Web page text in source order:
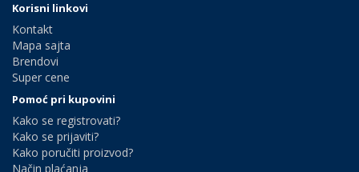
Korisni linkovi
Kontakt
Mapa sajta
Brendovi
Super cene
Pomoć pri kupovini
Kako se registrovati?
Kako se prijaviti?
Kako poručiti proizvod?
Način plaćanja